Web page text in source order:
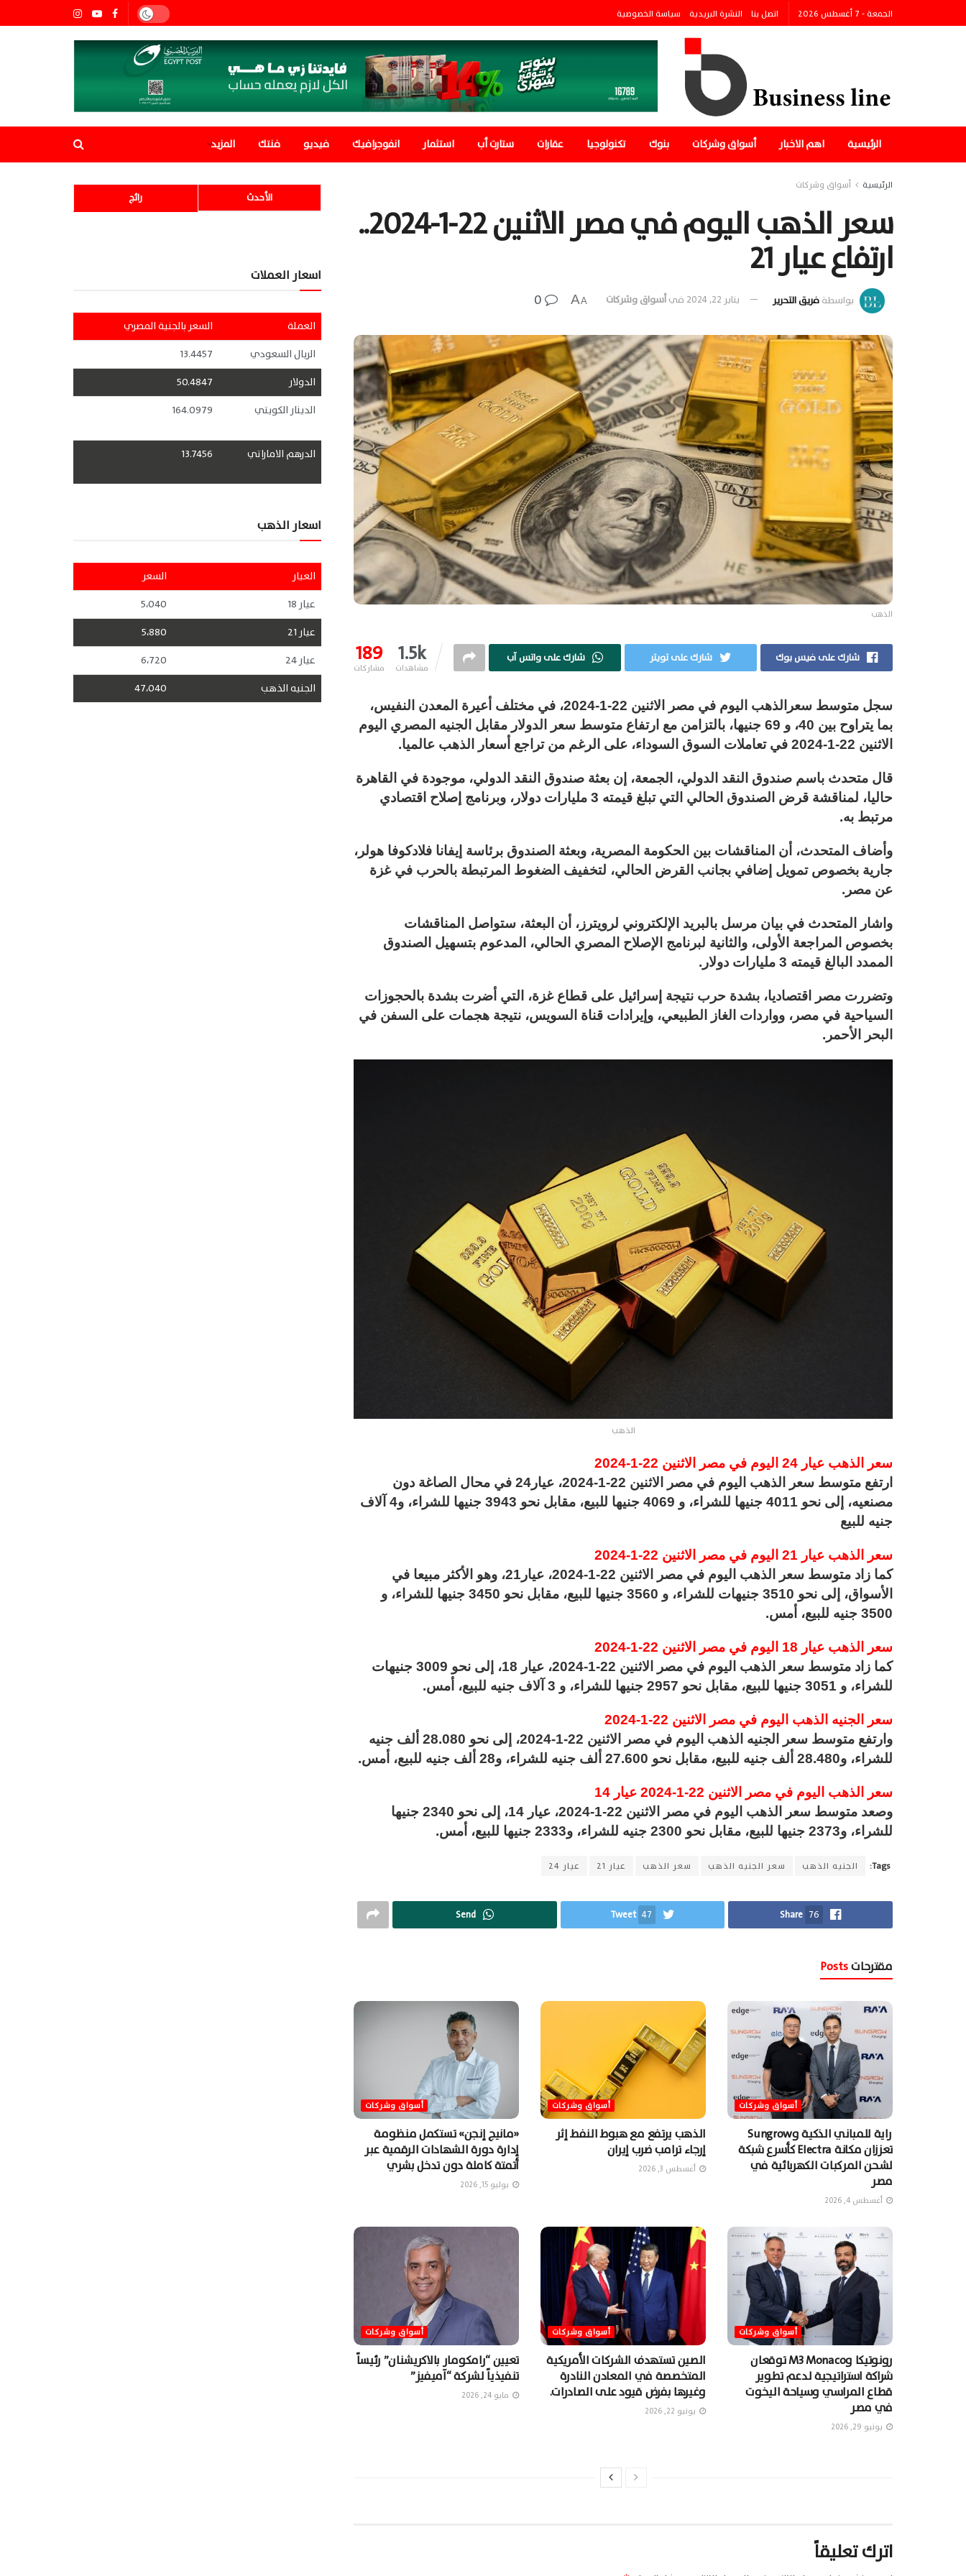
الجمعة - 7 أغسطس 2026 اتصل بنا النشرة البريدية سياسة الخصوصية
الرئيسية اهم الاخبار أسواق وشركات بنوك تكنولوجيا عقارات ستارت أب استثمار انفوجرافيك فيديو فنتك المزيد
الرئيسية أسواق وشركات
سعر الذهب اليوم في مصر الاثنين 22-1-2024..
ارتفاع عيار 21
بواسطةفريق التحرير يناير 22, 2024 فيأسواق وشركات A
A
الذهب
189
مشاركات 1.5k
مشاهدات
شارك على فيس بوك شارك على تويتر شارك على واتس آب
سجل متوسط سعرالذهب اليوم في مصر الاثنين 22-1-2024، في مختلف أعيرة المعدن النفيس،
بما يتراوح بين 40، و 69 جنيها، بالتزامن مع ارتفاع متوسط سعر الدولار مقابل الجنيه المصري اليوم
الاثنين 22-1-2024 في تعاملات السوق السوداء، على الرغم من تراجع أسعار الذهب عالميا.
قال متحدث باسم صندوق النقد الدولي، الجمعة، إن بعثة صندوق النقد الدولي، موجودة في القاهرة
حاليا، لمناقشة قرض الصندوق الحالي التي تبلغ قيمته 3 مليارات دولار، وبرنامج إصلاح اقتصادي
مرتبط به.
وأضاف المتحدث، أن المناقشات بين الحكومة المصرية، وبعثة الصندوق برئاسة إيفانا فلادكوفا هولر،
جارية بخصوص تمويل إضافي بجانب القرض الحالي، لتخفيف الضغوط المرتبطة بالحرب في غزة
عن مصر.
واشار المتحدث في بيان مرسل بالبريد الإلكتروني لرويترز، أن البعثة، ستواصل المناقشات
بخصوص المراجعة الأولى، والثانية لبرنامج الإصلاح المصري الحالي، المدعوم بتسهيل الصندوق
الممدد البالغ قيمته 3 مليارات دولار.
وتضررت مصر اقتصاديا، بشدة حرب نتيجة إسرائيل على قطاع غزة، التي أضرت بشدة بالحجوزات
السياحية في مصر، وواردات الغاز الطبيعي، وإيرادات قناة السويس، نتيجة هجمات على السفن في
البحر الأحمر.
الذهب
سعر الذهب عيار 24 اليوم في مصر الاثنين 22-1-2024
ارتفع متوسط سعر الذهب اليوم في مصر الاثنين 22-1-2024، عيار24 في محال الصاغة دون
مصنعيه، إلى نحو 4011 جنيها للشراء، و 4069 جنيها للبيع، مقابل نحو 3943 جنيها للشراء، و4 آلاف
جنيه للبيع
سعر الذهب عيار 21 اليوم في مصر الاثنين 22-1-2024
كما زاد متوسط سعر الذهب اليوم في مصر الاثنين 22-1-2024، عيار21، وهو الأكثر مبيعا في
الأسواق، إلى نحو 3510 جنيهات للشراء، و 3560 جنيها للبيع، مقابل نحو 3450 جنيها للشراء، و
3500 جنيه للبيع، أمس.
سعر الذهب عيار 18 اليوم في مصر الاثنين 22-1-2024
كما زاد متوسط سعر الذهب اليوم في مصر الاثنين 22-1-2024، عيار 18، إلى نحو 3009 جنيهات
للشراء، و 3051 جنيها للبيع، مقابل نحو 2957 جنيها للشراء، و 3 آلاف جنيه للبيع، أمس.
سعر الجنيه الذهب اليوم في مصر الاثنين 22-1-2024
وارتفع متوسط سعر الجنيه الذهب اليوم في مصر الاثنين 22-1-2024، إلى نحو 28.080 ألف جنيه
للشراء، و28.480 ألف جنيه للبيع، مقابل نحو 27.600 ألف جنيه للشراء، و28 ألف جنيه للبيع، أمس.
سعر الذهب اليوم في مصر الاثنين 22-1-2024 عيار 14
وصعد متوسط سعر الذهب اليوم في مصر الاثنين 22-1-2024، عيار 14، إلى نحو 2340 جنيها
للشراء، و2373 جنيها للبيع، مقابل نحو 2300 جنيه للشراء، و2333 جنيها للبيع، أمس.
Tags: الجنيه الذهب سعر الجنيه الذهب سعر الذهب عيار 21 عيار 24
Share 76
Tweet 47
Send
مقترحات
أسواق وشركات
راية للمباني الذكية وSungrow
تعززان مكانة Electra كأسرع شبكة
لشحن المركبات الكهربائية في
مصر
أغسطس 4, 2026
أسواق وشركات
الذهب يرتفع مع هبوط النفط إثر
إرجاء ترامب ضرب إيران
أغسطس 3, 2026
أسواق وشركات
«مانيج إنجن» تستكمل منظومة
إدارة دورة الشهادات الرقمية عبر
أتمتة كاملة دون تدخل بشري
يوليو 15, 2026
أسواق وشركات
رونوتيكا وM3 Monaco توقعان
شراكة استراتيجية لدعم تطوير
قطاع المراسي وسياحة اليخوت
في مصر
يونيو 29, 2026
أسواق وشركات
الصين تستهدف الشركات الأمريكية
المتخصصة في المعادن النادرة
وغيرها بفرض قيود على الصادرات.
يونيو 22, 2026
أسواق وشركات
تعيين “رامكومار بالاكريشنان” رئيساً
تنفيذياً لشركة “آميفيز”
مايو 24, 2026
اترك تعليقاً
رائج الأحدث
اسعار العملات
العملة
السعر بالجنية المصري
الريال السعودي
13.4457
الدولار
50.4847
الدينار الكويتي
164.0979
الدرهم الاماراتي 13.7456
اسعار الذهب
العيار
السعر
عيار 18
5،040
عيار 21
5،880
عيار 24
6،720
الجنيه الذهب
47،040